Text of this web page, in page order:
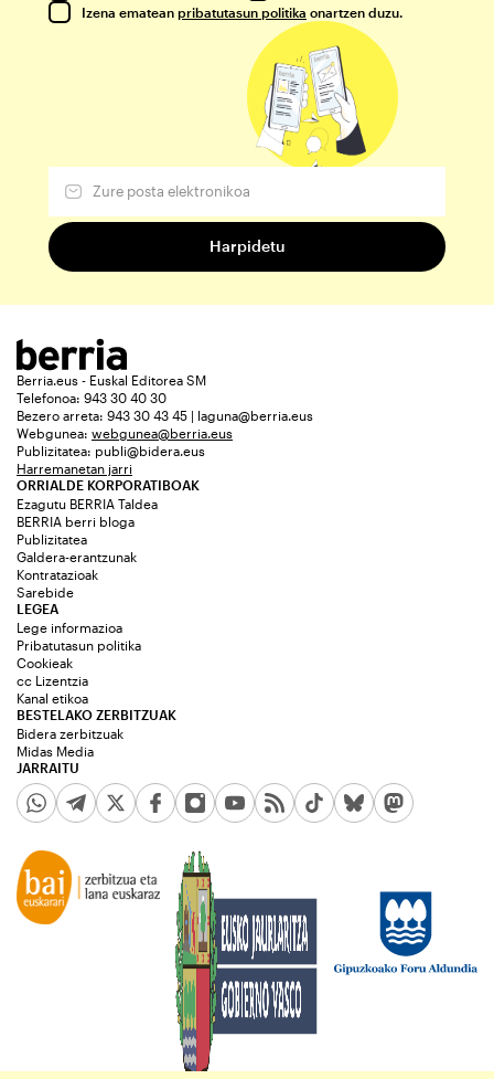
Izena ematean pribatutasun politika onartzen duzu.
Berria.eus - Euskal Editorea SM
Telefonoa: 943 30 40 30
Bezero arreta: 943 30 43 45 | laguna@berria.eus
Webgunea: webgunea@berria.eus
Publizitatea: publi@bidera.eus
Harremanetan jarri
ORRIALDE KORPORATIBOAK
Ezagutu BERRIA Taldea
BERRIA berri bloga
Publizitatea
Galdera-erantzunak
Kontratazioak
Sarebide
JARRAITU
LEGEA
Lege informazioa
Pribatutasun politika
Cookieak
cc Lizentzia
Kanal etikoa
BESTELAKO ZERBITZUAK
Bidera zerbitzuak
Midas Media